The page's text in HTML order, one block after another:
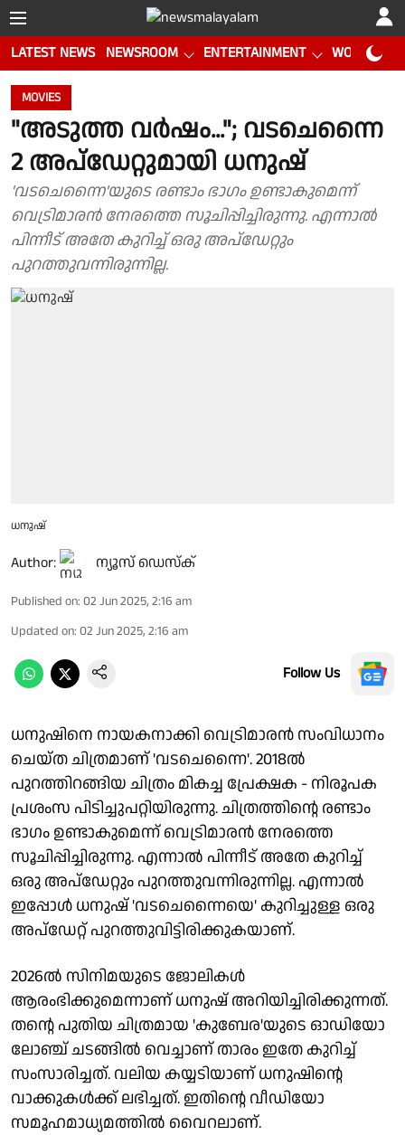
LATEST NEWS NEWSROOM ENTERTAINMENT WORLD CUP
MOVIES
"അടുത്ത വര്‍ഷം..."; വടചെന്നൈ
2 അപ്‌ഡേറ്റുമായി ധനുഷ്
'വടചെന്നൈ'യുടെ രണ്ടാം ഭാഗം ഉണ്ടാകുമെന്ന്
വെട്രിമാരന്‍ നേരത്തെ സൂചിപ്പിച്ചിരുന്നു. എന്നാല്‍
പിന്നീട് അതേ കുറിച്ച് ഒരു അപ്‌ഡേറ്റും
പുറത്തുവന്നിരുന്നില്ല.
ധനുഷ്
Author: ന്യൂസ് ഡെസ്ക്
Published on: 02 Jun 2025, 2:16 am
Updated on: 02 Jun 2025, 2:16 am
Follow Us
ധനുഷിനെ നായകനാക്കി വെട്രിമാരന്‍ സംവിധാനം
ചെയ്ത ചിത്രമാണ് 'വടചെന്നൈ'. 2018ല്‍
പുറത്തിറങ്ങിയ ചിത്രം മികച്ച പ്രേക്ഷക - നിരൂപക
പ്രശംസ പിടിച്ചുപറ്റിയിരുന്നു. ചിത്രത്തിന്റെ രണ്ടാം
ഭാഗം ഉണ്ടാകുമെന്ന് വെട്രിമാരന്‍ നേരത്തെ
സൂചിപ്പിച്ചിരുന്നു. എന്നാല്‍ പിന്നീട് അതേ കുറിച്ച്
ഒരു അപ്‌ഡേറ്റും പുറത്തുവന്നിരുന്നില്ല. എന്നാല്‍
ഇപ്പോള്‍ ധനുഷ് 'വടചെന്നൈയെ' കുറിച്ചുള്ള ഒരു
അപ്‌ഡേറ്റ് പുറത്തുവിട്ടിരിക്കുകയാണ്.
2026ല്‍ സിനിമയുടെ ജോലികള്‍
ആരംഭിക്കുമെന്നാണ് ധനുഷ് അറിയിച്ചിരിക്കുന്നത്.
തന്റെ പുതിയ ചിത്രമായ 'കുബേര'യുടെ ഓഡിയോ
ലോഞ്ച് ചടങ്ങില്‍ വെച്ചാണ് താരം ഇതേ കുറിച്ച്
സംസാരിച്ചത്. വലിയ കയ്യടിയാണ് ധനുഷിന്റെ
വാക്കുകള്‍ക്ക് ലഭിച്ചത്. ഇതിന്റെ വീഡിയോ
സമൂഹമാധ്യമത്തില്‍ വൈറലാണ്.